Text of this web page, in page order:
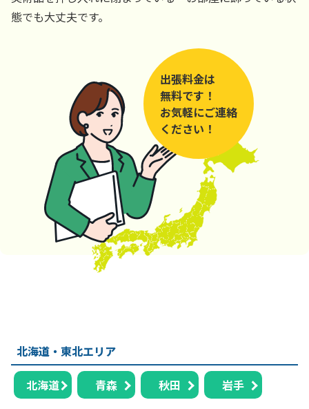
態でも大丈夫です。
出張料金は
無料です！
お気軽にご連絡
ください！
北海道・東北エリア
北海道 青森 秋田 岩手